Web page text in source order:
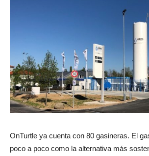
OnTurtle ya cuenta con 80 gasineras. El
poco a poco como la alternativa más